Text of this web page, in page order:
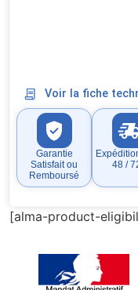
Voir la fiche
Garantie
Satisfait ou
Remboursé
48 /
[alma-product-